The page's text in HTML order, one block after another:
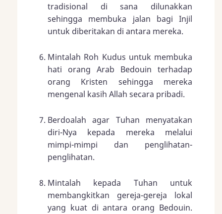
tradisional di sana dilunakkan
sehingga membuka jalan bagi Injil
untuk diberitakan di antara mereka.
Mintalah Roh Kudus untuk membuka
hati orang Arab Bedouin terhadap
orang Kristen sehingga mereka
mengenal kasih Allah secara pribadi.
Berdoalah agar Tuhan menyatakan
diri-Nya kepada mereka melalui
mimpi-mimpi dan penglihatan-
penglihatan.
Mintalah kepada Tuhan untuk
membangkitkan gereja-gereja lokal
yang kuat di antara orang Bedouin.